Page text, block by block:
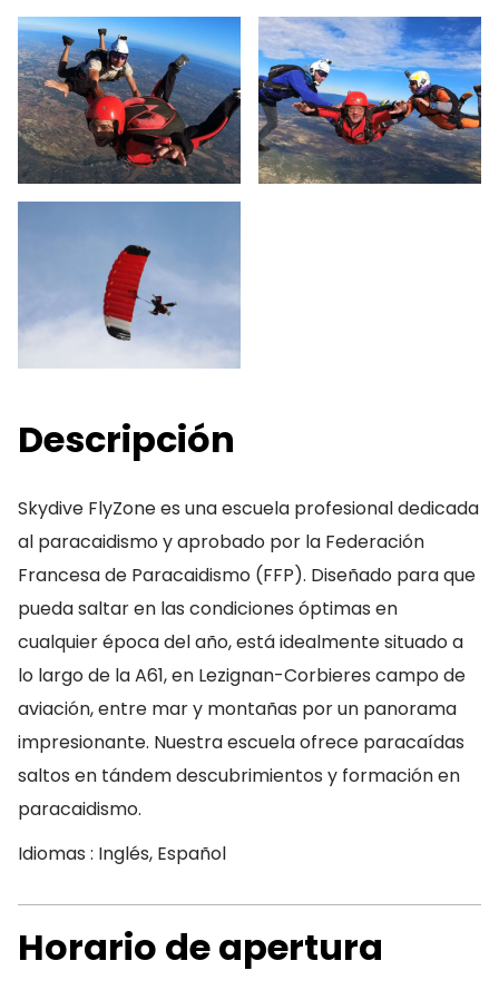
Descripción
Skydive FlyZone es una escuela profesional dedicada
al paracaidismo y aprobado por la Federación
Francesa de Paracaidismo (FFP). Diseñado para que
pueda saltar en las condiciones óptimas en
cualquier época del año, está idealmente situado a
lo largo de la A61, en Lezignan-Corbieres campo de
aviación, entre mar y montañas por un panorama
impresionante. Nuestra escuela ofrece paracaídas
saltos en tándem descubrimientos y formación en
paracaidismo.
Idiomas : Inglés, Español
Horario de apertura